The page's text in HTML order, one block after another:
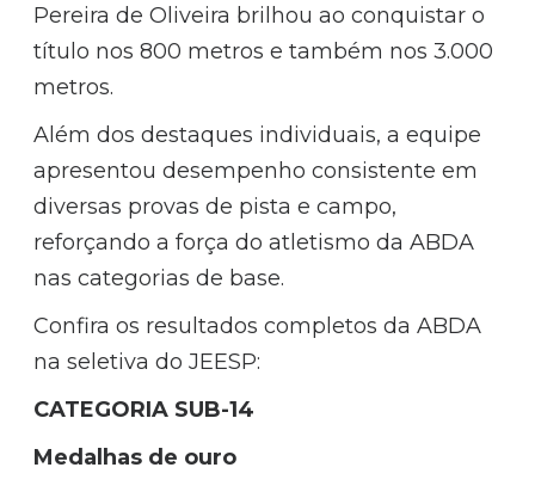
Pereira de Oliveira brilhou ao conquistar o
título nos 800 metros e também nos 3.000
metros.
Além dos destaques individuais, a equipe
apresentou desempenho consistente em
diversas provas de pista e campo,
reforçando a força do atletismo da ABDA
nas categorias de base.
Confira os resultados completos da ABDA
na seletiva do JEESP:
CATEGORIA SUB-14
Medalhas de ouro